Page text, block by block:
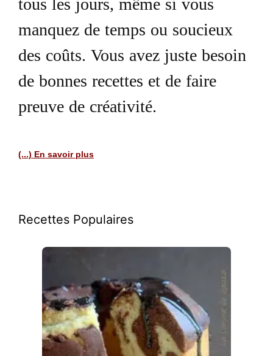
tous les jours, même si vous
manquez de temps ou soucieux
des coûts. Vous avez juste besoin
de bonnes recettes et de faire
preuve de créativité.
(...) En savoir plus
Recettes Populaires